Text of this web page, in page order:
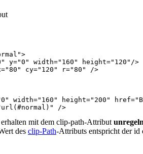
>
y="0" width="160" height="120" />
"80" cy="120" r="80"
/>
width="160" height="200" href=
/>
mit dem clip-path-Attribut
des clip-Path-Attributs entspricht der id